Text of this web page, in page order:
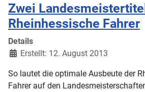
Zwei
Rheinhessische Fahrer
Details
Erstellt: 12. August 2013
So lautet die optimale Ausbeute der
Fahrer auf den